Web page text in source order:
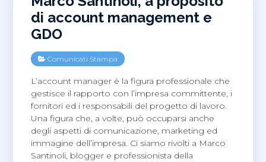
direttore
di account management e
GDO
Comunicati Stampa
L’account manager è la figura professionale che
gestisce il rapporto con l’impresa committente, i
fornitori ed i responsabili del progetto di lavoro.
Una figura che, a volte, può occuparsi anche
degli aspetti di comunicazione, marketing ed
immagine dell’impresa. Ci siamo rivolti a Marco
Santinoli, blogger e professionista della